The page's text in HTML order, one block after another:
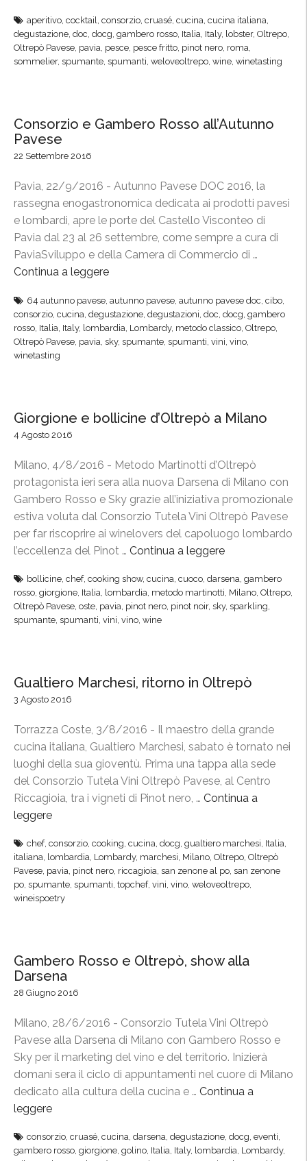
t
o
r
v
r
z
z
a
e
l
a
r
o
z
i
o
n
e
o
b
s
P
a
t
y
,
O
l
t
e
p
ò
a
t
à
e
l
G
u
s
t
o
”
aperitivo, cocktail, consorzio, cruasé, cucina, cucina italiana,
degustazione, doc, docg, gambero rosso, Italia, Italy, lobster, Oltrepo,
Oltrepò Pavese, pavia, pesce, pesce fritto, pinot nero, roma,
sommelier, spumante, spumanti, weloveoltrepo, wine, winetasting
Consorzio e Gambero Rosso all’Autunno
Pavese
22 Settembre 2016
Pavia, 22/9/2016 - Autunno Pavese DOC 2016, la
rassegna enogastronomica dedicata ai prodotti pavesi
e lombardi, apre le porte del Castello Visconteo di
Pavia dal 23 al 26 settembre, come sempre a cura di
PaviaSviluppo e della Camera di Commercio di …
Continua a leggere
o
n
s
o
G
a
m
b
e
r
R
o
l
A
u
t
u
n
o
P
a
v
”
64 autunno pavese autunno pavese autunno pavese doc cibo
consorzio cucina degustazione degustazioni doc docg gambero
rosso Italia Italy, lombardia Lombardy, metodo classico Oltrepo
Oltrepò Pavese pavia sky, spumante spumanti vini vino
winetasting
Giorgione e bollicine d’Oltrepò a Milano
4 Agosto 2016
Milano, 4/8/2016 - Metodo Martinotti d’Oltrepò
protagonista ieri sera alla nuova Darsena di Milano con
Gambero Rosso e Sky grazie all’iniziativa promozionale
estiva voluta dal Consorzio Tutela Vini Oltrepò Pavese
per far riscoprire ai winelovers del capoluogo lombardo
l’eccellenza del Pinot … Continua a leggere
i
o
n
i
n
e
t
ò
a
M
i
l
n
o
bollicine chef, cooking show, cucina cuoco darsena gambero
rosso giorgione Italia lombardia metodo martinotti Milano Oltrepo
Oltrepò Pavese oste pavia pinot nero pinot noir, sky, sparkling
spumante spumanti vini vino wine
Gualtiero Marchesi, ritorno in Oltrepò
3 Agosto 2016
Torrazza Coste, 3/8/2016 - Il maestro della grande
cucina italiana, Gualtiero Marchesi, sabato è tornato nei
luoghi della sua gioventù. Prima una tappa alla sede
del Consorzio Tutela Vini Oltrepò Pavese, al Centro
Riccagioia, tra i vigneti di Pinot nero, … Continua a
leggere
u
a
l
t
o
r
c
h
e
s
r
i
chef, consorzio cooking cucina docg gualtiero marchesi Italia
italiana
lombardia Lombardy, marchesi Milano Oltrepo Oltrepò
Pavese pavia pinot nero riccagioia san zenone al po san zenone
po spumante spumanti topchef, vini vino weloveoltrepo
wineispoetry
Gambero Rosso e Oltrepò, show alla
Darsena
28 Giugno 2016
Milano, 28/6/2016 - Consorzio Tutela Vini Oltrepò
Pavese alla Darsena di Milano con Gambero Rosso e
Sky per il marketing del vino e del territorio. Inizierà
domani sera il ciclo di appuntamenti nel cuore di Milano
dedicato alla cultura della cucina e … Continua a
leggere
a
consorzio, cruasé, cucina, darsena, degustazione, docg, eventi,
gambero rosso, giorgione, golino, Italia, Italy, lombardia, Lombardy,